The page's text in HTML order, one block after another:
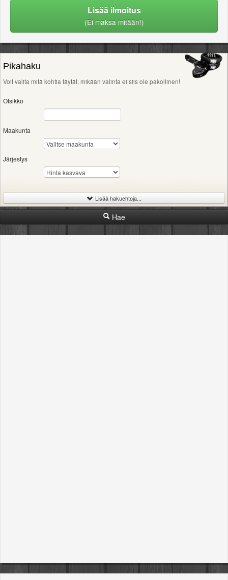
Lisää ilmoitus
(Ei maksa mitään!)
Pikahaku
Voit valita mitä kohtia täytät, mikään valinta ei siis ole pakollinen!
Otsikko
Maakunta
Järjestys
Lisää hakuehtoja...
Hae